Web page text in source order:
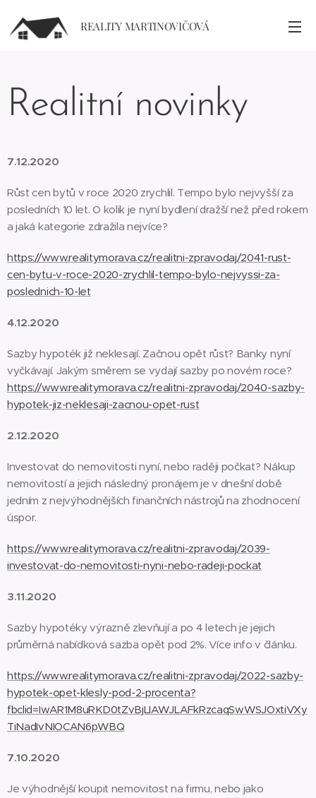
REALITY MARTINOVIČOVÁ
Realitní novinky
7.12.2020
Růst cen bytů v roce 2020 zrychlil. Tempo bylo nejvyšší za
posledních 10 let. O kolik je nyní bydlení dražší než před rokem
a jaká kategorie zdražila nejvíce?
https://www.realitymorava.cz/realitni-zpravodaj/2041-rust-
cen-bytu-v-roce-2020-zrychlil-tempo-bylo-nejvyssi-za-
poslednich-10-let
4.12.2020
Sazby hypoték již neklesají. Začnou opět růst? Banky nyní
vyčkávají. Jakým směrem se vydají sazby po novém roce?
https://www.realitymorava.cz/realitni-zpravodaj/2040-sazby-
hypotek-jiz-neklesaji-zacnou-opet-rust
2.12.2020
Investovat do nemovitosti nyní, nebo raději počkat? Nákup
nemovitostí a jejich následný pronájem je v dnešní době
jedním z nejvýhodnějších finančních nástrojů na zhodnocení
úspor.
https://www.realitymorava.cz/realitni-zpravodaj/2039-
investovat-do-nemovitosti-nyni-nebo-radeji-pockat
3.11.2020
Sazby hypotéky výrazně zlevňují a po 4 letech je jejich
průměrná nabídková sazba opět pod 2%. Více info v článku.
https://www.realitymorava.cz/realitni-zpravodaj/2022-sazby-
hypotek-opet-klesly-pod-2-procenta?
fbclid=IwAR1M8uRKD0tZvBjLIAWJLAFkRzcaqSwWSJOxtiVXy
TiNadIvNIOCAN6pWBQ
7.10.2020
Je výhodnější koupit nemovitost na firmu, nebo jako